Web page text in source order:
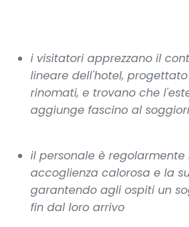
i visitatori apprezzano il
lineare dell'hotel,
rinomati, e trovano che
aggiunge fascino al
il personale è
accoglienza calorosa e la
garantendo agli ospiti un
fin dal loro arrivo